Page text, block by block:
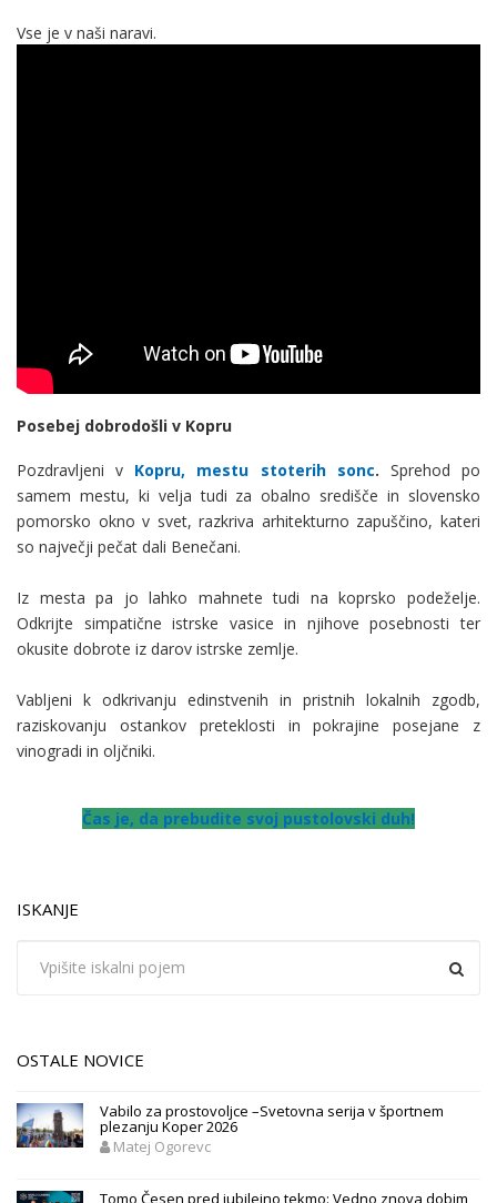
Vse je v naši naravi.
Posebej dobrodošli v Kopru
Pozdravljeni v Kopru, mestu stoterih sonc. Sprehod po
samem mestu, ki velja tudi za obalno središče in slovensko
pomorsko okno v svet, razkriva arhitekturno zapuščino, kateri
so največji pečat dali Benečani.
Iz mesta pa jo lahko mahnete tudi na koprsko podeželje.
Odkrijte simpatične istrske vasice in njihove posebnosti ter
okusite dobrote iz darov istrske zemlje.
Vabljeni k odkrivanju edinstvenih in pristnih lokalnih zgodb,
raziskovanju ostankov preteklosti in pokrajine posejane z
vinogradi in oljčniki.
Čas je, da prebudite svoj pustolovski duh!
ISKANJE
OSTALE NOVICE
Vabilo za prostovoljce –Svetovna serija v športnem
plezanju Koper 2026
Matej Ogorevc
Tomo Česen pred jubilejno tekmo: Vedno znova dobim